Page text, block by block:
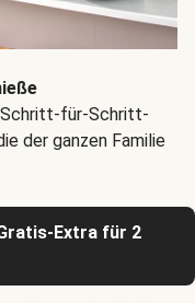
Schritt-für-Schritt-
der ganzen Familie
Extra für 2